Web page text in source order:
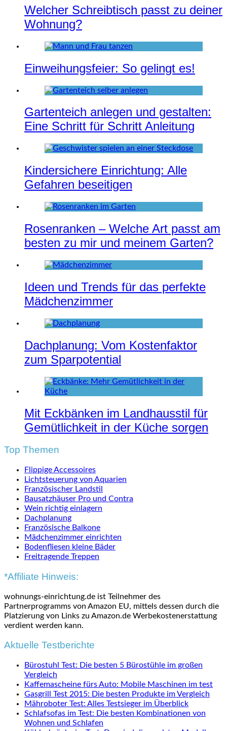
Welcher Schreibtisch passt zu deiner
Wohnung?
Einweihungsfeier: So gelingt es!
Gartenteich anlegen und gestalten:
Eine Schritt für Schritt Anleitung
Kindersichere Einrichtung: Alle
Gefahren beseitigen
Rosenranken – Welche Art passt am
besten zu mir und meinem Garten?
Ideen und Trends für das perfekte
Mädchenzimmer
Dachplanung: Vom Kostenfaktor
zum Sparpotential
Mit Eckbänken im Landhausstil für
Gemütlichkeit in der Küche sorgen
Top Themen
Flippige Accessoires
Lichtsteuerung von Aquarien
Französischer Landstil
Bausatzhäuser Pro und Contra
Wein richtig einlagern
Dachplanung
Französische Balkone
Mädchenzimmer einrichten
Bodenfliesen kleine Bäder
Freitragende Treppen
*Affiliate Hinweis:
wohnungs-einrichtung.de ist Teilnehmer des
Partnerprogramms von Amazon EU, mittels dessen durch die
Platzierung von Links zu Amazon.de Werbekostenerstattung
verdient werden kann.
Aktuelle Testberichte
Bürostuhl Test: Die besten 5 Bürostühle im großen
Vergleich
Kaffemascheine fürs Auto: Mobile Maschinen im test
Gasgrill Test 2015: Die besten Produkte im Vergleich
Mähroboter Test: Alles Testsieger im Überblick
Schlafsofas im Test: Die besten Kombinationen von
Wohnen und Schlafen